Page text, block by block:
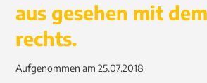
aus gesehen mit
rechts.
Aufgenommen am 25.07.2018